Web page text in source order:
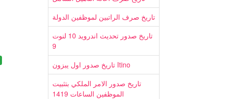
تاريخ صرف الراتبين لموظفين الدولة
تاريخ صدور تحديث اندرويد 10 لنوت
9
تاريخ صدور اول يبزون Itino
تاريخ صدور الامر الملكي بتثبيت
الموظفين الساعات 1419